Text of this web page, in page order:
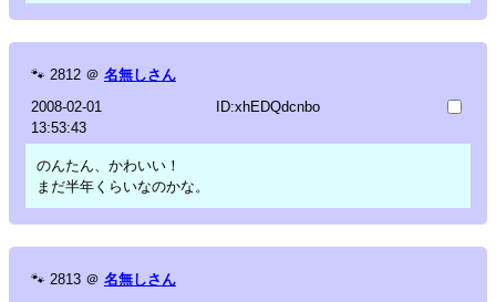
🐾 2812 ＠ 名無しさん
2008-02-01
13:53:43
ID:xhEDQdcnbo
のんたん、かわいい！
まだ半年くらいなのかな。
🐾 2813 ＠ 名無しさん